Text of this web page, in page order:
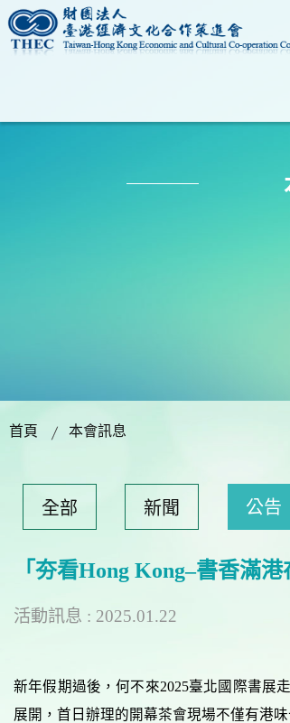
首頁 本會訊息
全部 新聞 公告
「夯看Hong Kong–書香滿
活動訊息 : 2025.01.22
新年假期過後，何不來2025臺北國際書展
展開，首日辦理的開幕茶會現場不僅有港